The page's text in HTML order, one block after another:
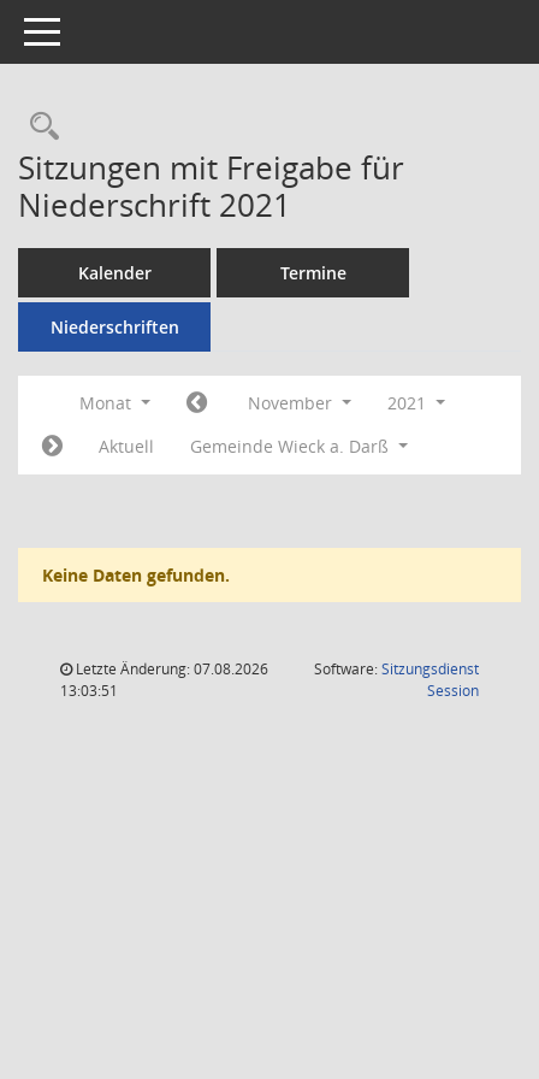
Toggle navigation
Rechercheauswahl
Sitzungen mit Freigabe für
Niederschrift 2021
Kalender Termine
Niederschriften
Monat November
2021
Aktuell
Gemeinde Wieck a. Darß
Keine Daten gefunden.
Letzte Änderung: 07.08.2026
13:03:51
Software:Sitzungsdienst
Session(Wird in